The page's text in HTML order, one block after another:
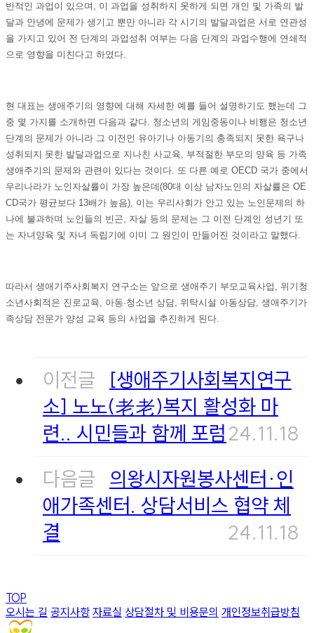
반적인 과업이 있으며, 이 과업을 성취하지 못하게 되면 개인 및 가족의 발
달과 안녕에 문제가 생기고 뿐만 아니라 각 시기의 발달과업은 서로 연관성
을 가지고 있어 전 단계의 과업성취 여부는 다음 단계의 과업수행에 연쇄적
으로 영향을 미친다고 하였다.
현 대표는 생애주기의 영향에 대해 자세한 예를 들어 설명하기도 했는데 그
중 몇 가지를 소개하면 다음과 같다. 청소년의 게임중동이나 비행은 청소년
단계의 문제가 아니라 그 이전인 유아기나 아동기의 충족되지 못한 욕구나
성취되지 못한 발달과업으로 지나친 사교육, 부적절한 부모의 양육 등 가족
생애주기의 문제와 관련이 있다는 것이다. 또 다른 예로 OECD 국가 중에서
우리나라가 노인자살률이 가장 높은데(80대 이상 남자노인의 자살률은 OE
CD국가 평균보다 13배가 높음), 이는 우리사회가 안고 있는 노인문제의 하
나에 불과하며 노인들의 빈곤, 자살 등의 문제는 그 이전 단계인 성년기 또
는 자녀양육 및 자녀 독립기에 이미 그 원인이 만들어진 것이라고 말했다.
따라서 생애기주사회복지 연구소는 앞으로 생애주기 부모교육사업, 위기청
소년사회적은 진로교육, 아동·청소년 상담, 위탁시설 아동상담, 생애주기가
족상담 전문가 양성 교육 등의 사업을 추진하게 된다.
이전글
[생애주기사회복지연구
소] 노노(老老)복지 활성화 마
련.. 시민들과 함께 포럼24.11.18
다음글
의왕시자원봉사센터·인
애가족센터. 상담서비스 협약 체
결
24.11.18
TOP
오시는 길 공지사항 자료실 상담절차 및 비용문의 개인정보취급방침